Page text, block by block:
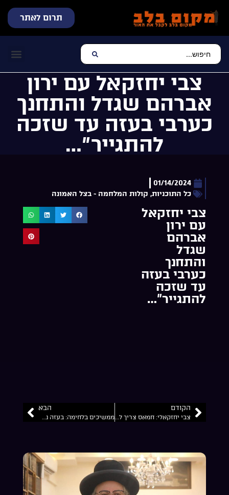
תרום לאתר
צבי יחזקאל עם ירון
אברהם שגדל והתחנך
כערבי בעזה עד שזכה
להתגייר”…
01/14/2024
כל התוכניות, קולות המלחמה ~ בצל האמונה
צבי יחזקאל
עם ירון
אברהם
שגדל
והתחנך
כערבי בעזה
עד שזכה
להתגייר”…
הקודם
צבי יחזקאלי: חמאס צריך להיות בחוסר יכולת להבין את המהלכים שלנו…
הבא
ממשיכים בלחימה: בעזה נעשה שימוש בנשק סודי ביותר מתוחכם מאוד ולא סטנדרתי”…